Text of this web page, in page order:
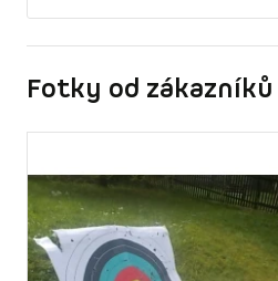
Fotky od zákazníků